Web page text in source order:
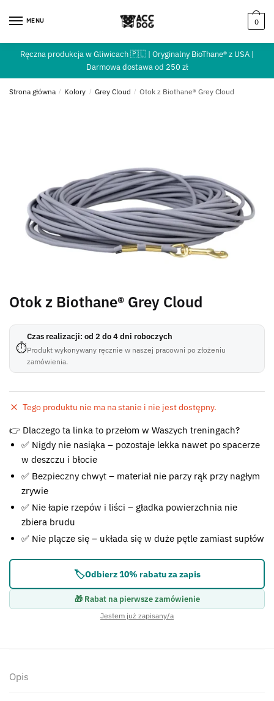
MENU 0
Ręczna produkcja w Gliwicach 🇵🇱 | Oryginalny BioThane® z USA |
Darmowa dostawa od 250 zł
Strona główna / Kolory / Grey Cloud / Otok z Biothane® Grey Cloud
Otok z Biothane® Grey Cloud
⏱
Czas realizacji: od 2 do 4 dni roboczych
Produkt wykonywany ręcznie w naszej pracowni po złożeniu
zamówienia.
Tego produktu nie ma na stanie i nie jest dostępny.
Błąd:Brak formularza kontaktowego.
👉 Dlaczego ta linka to przełom w Waszych treningach?
✅ Nigdy nie nasiąka – pozostaje lekka nawet po spacerze
w deszczu i błocie
✅ Bezpieczny chwyt – materiał nie parzy rąk przy nagłym
zrywie
✅ Nie łapie rzepów i liści – gładka powierzchnia nie
zbiera brudu
✅ Nie plącze się – układa się w duże pętle zamiast supłów
🏷️Odbierz 10% rabatu za zapis
🎁 Rabat na pierwsze zamówienie
Jestem już zapisany/a
Opis